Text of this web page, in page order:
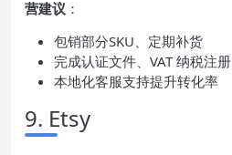
营建议 ：
包销部分SKU、定期补货
完成认证文件、VAT 纳税注册
本地化客服支持提升转化率
9. Etsy